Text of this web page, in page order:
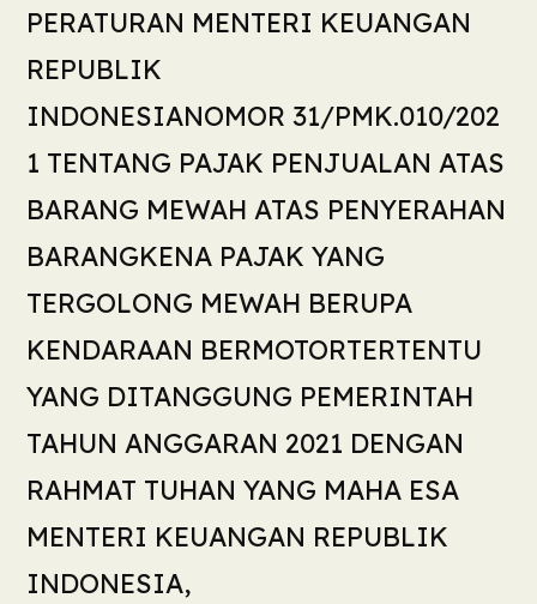
PERATURAN MENTERI KEUANGAN
REPUBLIK
INDONESIANOMOR 31/PMK.010/202
1 TENTANG PAJAK PENJUALAN ATAS
BARANG MEWAH ATAS PENYERAHAN
BARANGKENA PAJAK YANG
TERGOLONG MEWAH BERUPA
KENDARAAN BERMOTORTERTENTU
YANG DITANGGUNG PEMERINTAH
TAHUN ANGGARAN 2021 DENGAN
RAHMAT TUHAN YANG MAHA ESA
MENTERI KEUANGAN REPUBLIK
INDONESIA,